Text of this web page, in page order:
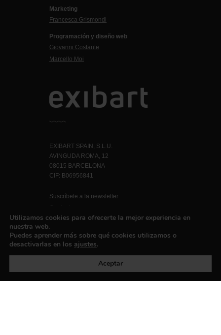
Marketing
Francesca Grismondi
Programación y diseño web
Giovanni Costante
Marcello Moi
EXIBART SPAIN, S.L.U.
AVINGUDA ROMA, 12
08015 BARCELONA
CIF: B06956841
Suscríbete a la newsletter
Contacto
Política de privacidad
development byInfmedia
Utilizamos cookies para ofrecerte la mejor experiencia en
nuestra web.
Puedes aprender más sobre qué cookies utilizamos o
desactivarlas en los ajustes.
Aceptar